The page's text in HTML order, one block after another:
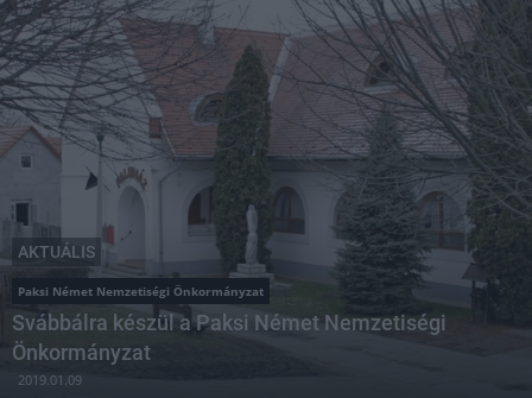
AKTUÁLIS
Paksi Német Nemzetiségi Önkormányzat
Svábbálra készül a Paksi Német Nemzetiségi
Önkormányzat
2019.01.09